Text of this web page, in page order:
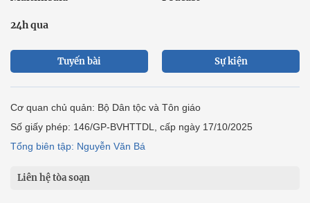
24h qua
Tuyến bài Sự kiện
Cơ quan chủ quản: Bộ Dân tộc và Tôn giáo
Số giấy phép: 146/GP-BVHTTDL, cấp ngày 17/10/2025
Tổng biên tập: Nguyễn Văn Bá
Liên hệ tòa soạn